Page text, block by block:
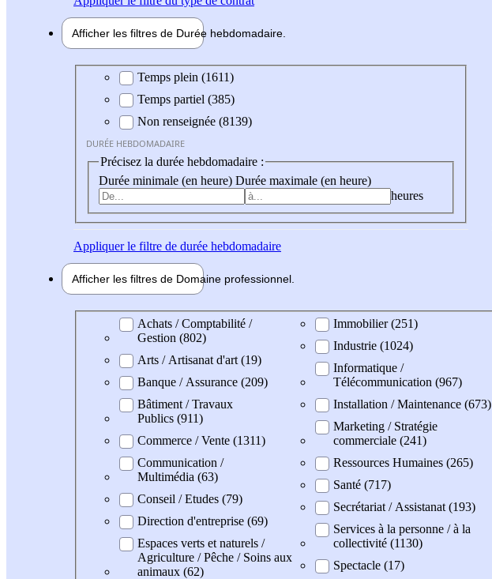
Afficher les filtres de Durée hebdomadaire
Durée hebdomadaire
Temps plein (1611)
Temps partiel (385)
Non renseignée (8139)
DURÉE HEBDOMADAIRE
Précisez la durée hebdomadaire :
Durée minimale (en heure) Durée maximale (en heure)
heures
Appliquerle filtre de durée hebdomadaire
Afficher les filtres de Domaine professionnel
Domaine professionel
Achats / Comptabilité /
Gestion (802)
Arts / Artisanat d'art (19)
Banque / Assurance (209)
Bâtiment / Travaux
Publics (911)
Commerce / Vente (1311)
Communication /
Multimédia (63)
Conseil / Etudes (79)
Direction d'entreprise (69)
Espaces verts et naturels /
Agriculture / Pêche / Soins aux
animaux (62)
Immobilier (251)
Industrie (1024)
Informatique /
Télécommunication (967)
Installation / Maintenance (673)
Marketing / Stratégie
commerciale (241)
Ressources Humaines (265)
Santé (717)
Secrétariat / Assistanat (193)
Services à la personne / à la
collectivité (1130)
Spectacle (17)